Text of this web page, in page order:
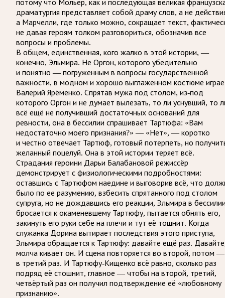
потому что Мольер, как и последующая великая
драматургия представляет собой драму слов, а не
а Марчелли, где только можно, сокращает текст,
не давая героям толком разговориться, обозначив все
вопросы и проблемы.
В общем, единственная, кого жалко в этой истории, —
конечно, Эльмира. Не Оргон, которого убедительно
и понятно — погруженным в вопросы государственной
важности, в модном и хорошо выглаженном костюме
Валерий Ярёменко. Спрятав мужа под столом, из-под
которого Оргон и не думает вылезать, то ли уснувший, то
всё ещё не получивший достаточных оснований для
ревности, она в бессилии спрашивает Тартюфа: «Вам
недостаточно моего признания?» — «Нет», — коротко
и честно отвечает Тартюф, готовый потерпеть, но
желанный поцелуй. Она в этой истории теряет всё.
Страдания героини Дарьи Балабановой режиссёр
демонстрирует с физиологическими подробностями:
оставшись с Тартюфом наедине и выговорив всё, что
было по ее разумению, взбесить спрятанного под столом
супруга, но не дождавшись его реакции, Эльмира в
бросается к окаменевшему Тартюфу, пытается обнять его,
закинуть его руки себе на плечи и тут её тошнит. Когда
служанка Дорина вытирает последствия этого приступа,
Эльмира обращается к Тартюфу: давайте ещё раз.
молча кивает он. И сцена повторяется во второй, потом —
в третий раз. И Тартюфу-Кищенко всё равно, сколько раз
подряд её стошнит, главное — чтобы на второй, третий,
четвёртый раз он получил подтверждение её «любовному
признанию».